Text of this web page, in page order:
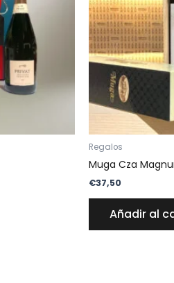
Regalos
Muga Cza
€37,50
Añadir al